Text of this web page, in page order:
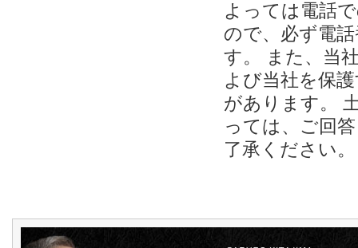
よっては電話
ので、必ず電
す。 また、当
よび当社を保
があります。
っては、ご回
了承ください。